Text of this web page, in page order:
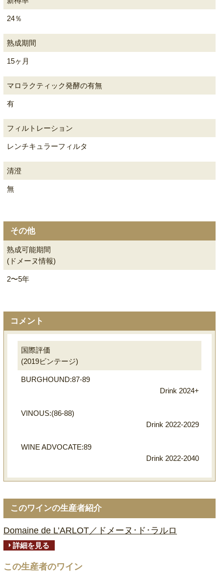
24％
熟成期間
15ヶ月
マロラクティック発酵の有無
有
フィルトレーション
レンチキュラーフィルタ
清澄
無
その他
熟成可能期間
(ドメーヌ情報)
2〜5年
コメント
国際評価
(2019ビンテージ)
BURGHOUND:87-89
Drink 2024+
VINOUS:(86-88)
Drink 2022-2029
WINE ADVOCATE:89
Drink 2022-2040
このワインの生産者紹介
Domaine de L’ARLOT／ドメーヌ･ド･ラルロ
詳細を見る
この生産者のワイン